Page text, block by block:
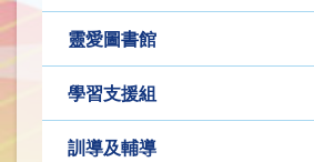
靈愛圖書館
學習支援組
訓導及輔導